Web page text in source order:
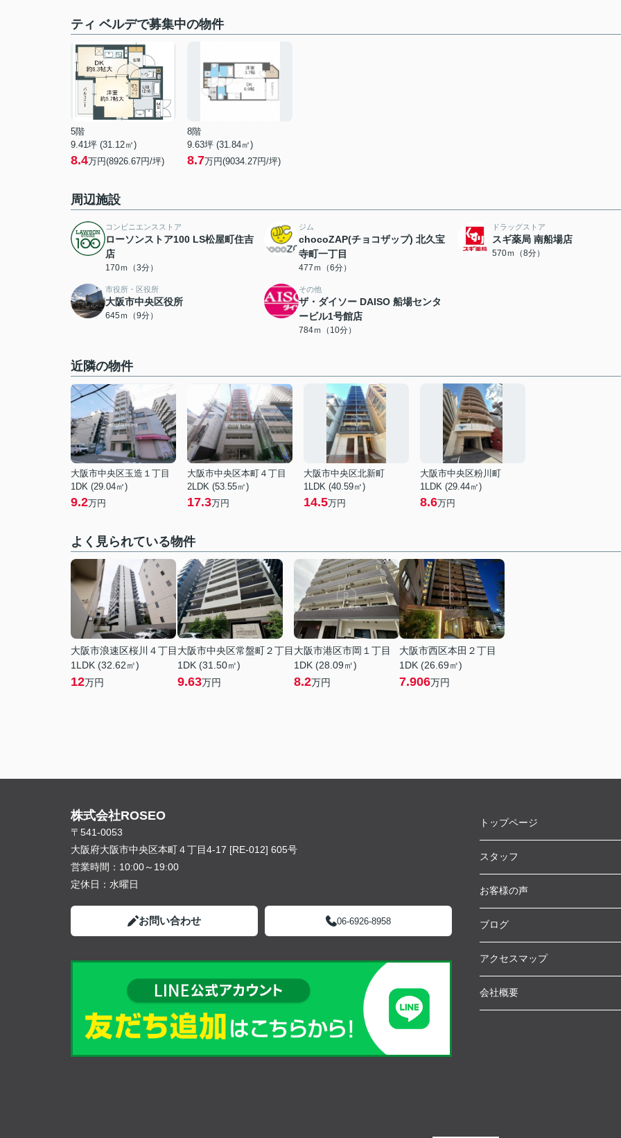
ティ ベルデで募集中の物件
5階
9.41坪 (31.12㎡)
8.4万円(8926.67円/坪)
8階
9.63坪 (31.84㎡)
8.7万円(9034.27円/坪)
周辺施設
コンビニエンスストア
ローソンストア100 LS松屋町住吉
店
170ｍ（3分）
ジム
chocoZAP(チョコザップ) 北久宝
寺町一丁目
477ｍ（6分）
ドラッグストア
スギ薬局 南船場店
570ｍ（8分）
市役所・区役所
大阪市中央区役所
645ｍ（9分）
その他
ザ・ダイソー DAISO 船場センタ
ービル1号館店
784ｍ（10分）
近隣の物件
大阪市中央区玉造１丁目
1DK (29.04㎡)
9.2万円
大阪市中央区本町４丁目
2LDK (53.55㎡)
17.3万円
大阪市中央区北新町
1LDK (40.59㎡)
14.5万円
大阪市中央区粉川町
1LDK (29.44㎡)
8.6万円
よく見られている物件
大阪市浪速区桜川４丁目
1LDK (32.62㎡)
12万円
大阪市中央区常盤町２丁目
1DK (31.50㎡)
9.63万円
大阪市港区市岡１丁目
1DK (28.09㎡)
8.2万円
大阪市西区本田２丁目
1DK (26.69㎡)
7.906万円
株式会社ROSEO
〒541-0053
大阪府大阪市中央区本町４丁目4-17 [RE-012] 605号
営業時間： 10:00～19:00
定休日： 水曜日
お問い合わせ 06-6926-8958
トップページ
スタッフ
お客様の声
ブログ
アクセスマップ
会社概要